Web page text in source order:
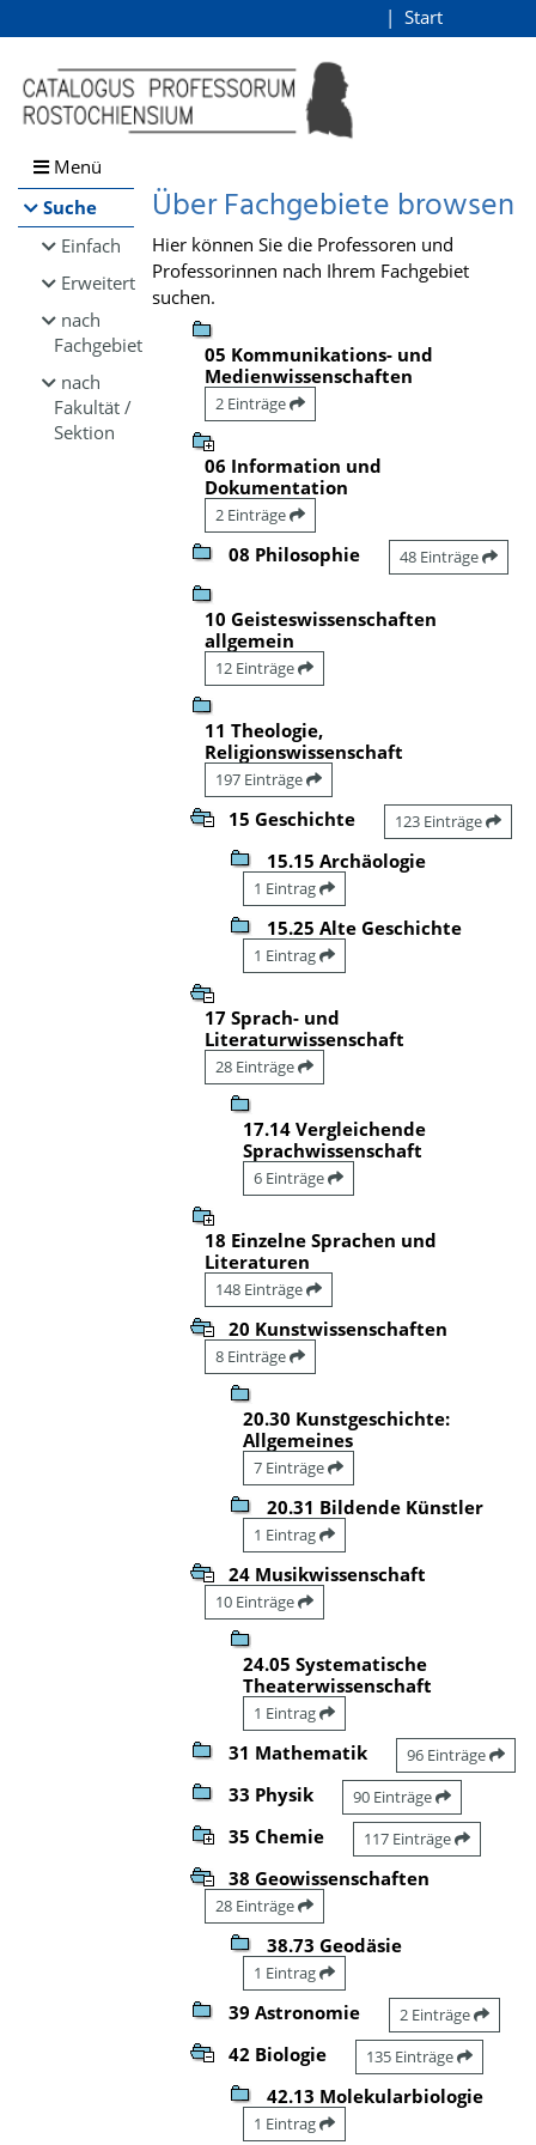
Browsen
direkt zum Inhalt
Start
Menü
Suche
Einfach
Erweitert
nach
Fachgebiet
nach
Fakultät /
Sektion
Über Fachgebiete browsen
Hier können Sie die Professoren und
Professorinnen nach Ihrem Fachgebiet
suchen.
05 Kommunikations- und
Medienwissenschaften
2 Einträge
06 Information und
Dokumentation
2 Einträge
08 Philosophie 48 Einträge
10 Geisteswissenschaften
allgemein
12 Einträge
11 Theologie,
Religionswissenschaft
197 Einträge
15 Geschichte 123 Einträge
15.15 Archäologie
1 Eintrag
15.25 Alte Geschichte
1 Eintrag
17 Sprach- und
Literaturwissenschaft
28 Einträge
17.14 Vergleichende
Sprachwissenschaft
6 Einträge
18 Einzelne Sprachen und
Literaturen
148 Einträge
20 Kunstwissenschaften
8 Einträge
20.30 Kunstgeschichte:
Allgemeines
7 Einträge
20.31 Bildende Künstler
1 Eintrag
24 Musikwissenschaft
10 Einträge
24.05 Systematische
Theaterwissenschaft
1 Eintrag
31 Mathematik 96 Einträge
33 Physik 90 Einträge
35 Chemie 117 Einträge
38 Geowissenschaften
28 Einträge
38.73 Geodäsie
1 Eintrag
39 Astronomie 2 Einträge
42 Biologie 135 Einträge
42.13 Molekularbiologie
1 Eintrag